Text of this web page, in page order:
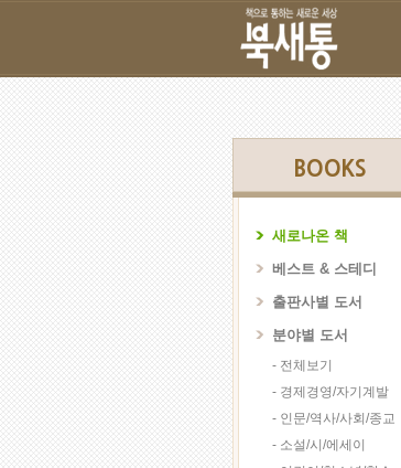
BOOKS
새로나온 책
베스트 & 스테디
출판사별 도서
분야별 도서
- 전체보기
- 경제경영/자기계발
- 인문/역사/사회/종교
- 소설/시/에세이